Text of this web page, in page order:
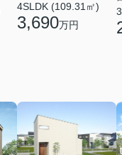
4SLDK (109.31㎡)
3,690万円